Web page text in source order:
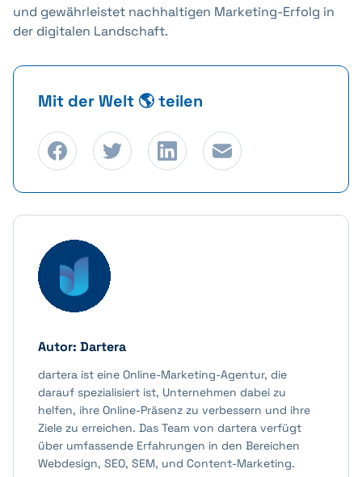
und gewährleistet nachhaltigen Marketing-Erfolg in
der digitalen Landschaft.
Mit der Welt 🌎 teilen
Autor: Dartera
dartera ist eine Online-Marketing-Agentur, die
darauf spezialisiert ist, Unternehmen dabei zu
helfen, ihre Online-Präsenz zu verbessern und ihre
Ziele zu erreichen. Das Team von dartera verfügt
über umfassende Erfahrungen in den Bereichen
Webdesign, SEO, SEM, und Content-Marketing.